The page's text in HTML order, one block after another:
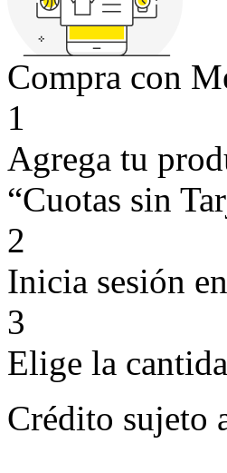
Compra con
1
Agrega tu
“Cuotas sin
2
Inicia sesión
3
Elige la
Crédito sujeto